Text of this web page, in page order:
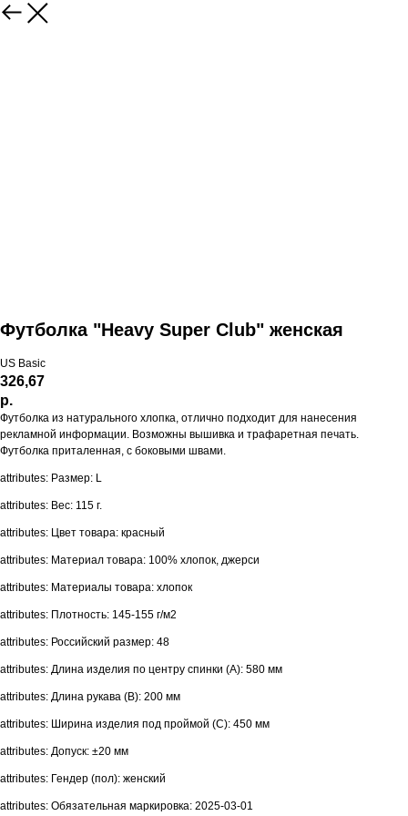
Футболка "Heavy Super Club" женская
US Basic
326,67
р.
Футболка из натурального хлопка, отлично подходит для нанесения
рекламной информации. Возможны вышивка и трафаретная печать.
Футболка приталенная, с боковыми швами.
attributes: Размер: L
attributes: Вес: 115 г.
attributes: Цвет товара: красный
attributes: Материал товара: 100% хлопок, джерси
attributes: Материалы товара: хлопок
attributes: Плотность: 145-155 г/м2
attributes: Российский размер: 48
attributes: Длина изделия по центру спинки (A): 580 мм
attributes: Длина рукава (B): 200 мм
attributes: Ширина изделия под проймой (С): 450 мм
attributes: Допуск: ±20 мм
attributes: Гендер (пол): женский
attributes: Обязательная маркировка: 2025-03-01